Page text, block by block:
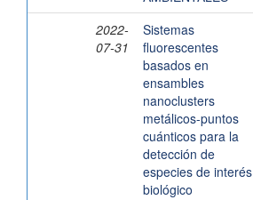
2022-
07-31
Sistemas
fluorescentes
basados en
ensambles
nanoclusters
metálicos-puntos
cuánticos para la
detección de
especies de interés
biológico